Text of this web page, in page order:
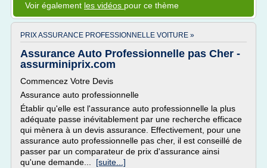
Voir également les vidéos pour ce thème
PRIX ASSURANCE PROFESSIONNELLE VOITURE »
Assurance Auto Professionnelle pas Cher -
assurminiprix.com
Commencez Votre Devis
Assurance auto professionnelle
Établir qu'elle est l'assurance auto professionnelle la plus
adéquate passe inévitablement par une recherche efficace
qui mènera à un devis assurance. Effectivement, pour une
assurance auto professionnelle pas cher, il est conseillé de
passer par un comparateur de prix d'assurance ainsi
qu'une demande... [suite...]